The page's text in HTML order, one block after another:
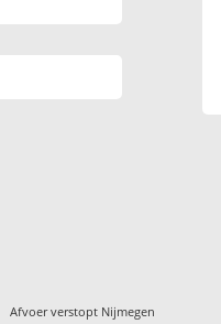
Afvoer verstopt Nijmegen